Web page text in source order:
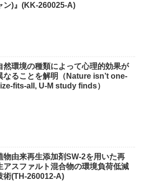
ン)』(KK-260025-A)
然環境の種類によって心理的効果が
なることを解明（Nature isn’t one-
fits-all, U-M study finds）
物由来再生添加剤SW-2を用いた再
アスファルト混合物の環境負荷低減
術(TH-260012-A)